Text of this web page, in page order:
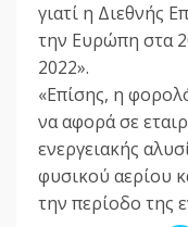
γιατί η Διεθνής
την Ευρώπη στα
2022».
«Επίσης, η
να αφορά σε
ενεργειακής
φυσικού αερίου
την περίοδο της